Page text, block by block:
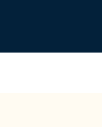
Catania: